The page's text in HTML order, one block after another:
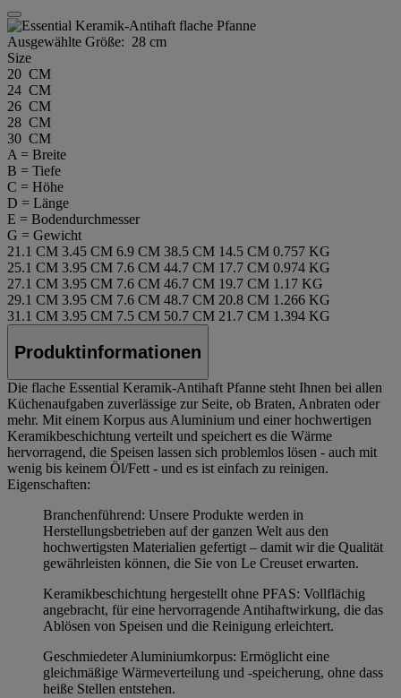
Ausgewählte Größe: 28 cm
Size
20 CM
24 CM
26 CM
28 CM
30 CM
A = Breite
B = Tiefe
C = Höhe
D = Länge
E = Bodendurchmesser
G = Gewicht
21.1 CM 3.45 CM 6.9 CM 38.5 CM 14.5 CM 0.757 KG
25.1 CM 3.95 CM 7.6 CM 44.7 CM 17.7 CM 0.974 KG
27.1 CM 3.95 CM 7.6 CM 46.7 CM 19.7 CM 1.17 KG
29.1 CM 3.95 CM 7.6 CM 48.7 CM 20.8 CM 1.266 KG
31.1 CM 3.95 CM 7.5 CM 50.7 CM 21.7 CM 1.394 KG
Produktinformationen
Die flache Essential Keramik-Antihaft Pfanne steht Ihnen bei allen
Küchenaufgaben zuverlässige zur Seite, ob Braten, Anbraten oder
mehr. Mit einem Korpus aus Aluminium und einer hochwertigen
Keramikbeschichtung verteilt und speichert es die Wärme
hervorragend, die Speisen lassen sich problemlos lösen - auch mit
wenig bis keinem Öl/Fett - und es ist einfach zu reinigen.
Eigenschaften:
Branchenführend: Unsere Produkte werden in
Herstellungsbetrieben auf der ganzen Welt aus den
hochwertigsten Materialien gefertigt – damit wir die Qualität
gewährleisten können, die Sie von Le Creuset erwarten.
Keramikbeschichtung hergestellt ohne PFAS: Vollflächig
angebracht, für eine hervorragende Antihaftwirkung, die das
Ablösen von Speisen und die Reinigung erleichtert.
Geschmiedeter Aluminiumkorpus: Ermöglicht eine
gleichmäßige Wärmeverteilung und -speicherung, ohne dass
heiße Stellen entstehen.